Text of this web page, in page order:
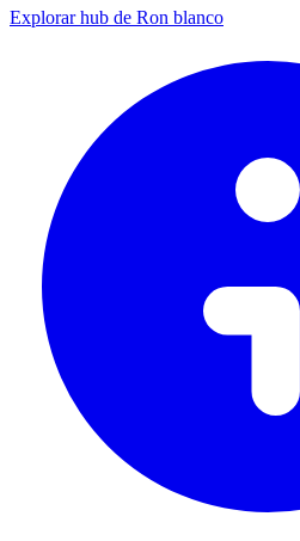
Explorar hub de Ron blanco